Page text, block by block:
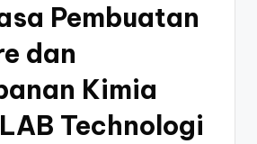
Pembuatan
dan
Kimia
Technologi